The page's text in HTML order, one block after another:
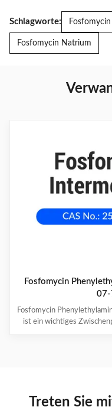
Schlagworte: Fosfomycin
Fosfomycin Natrium
Fosfomycin
07-
Fosfomycin
ist ein wichtiges
und einer Verpackung von
Treten Sie